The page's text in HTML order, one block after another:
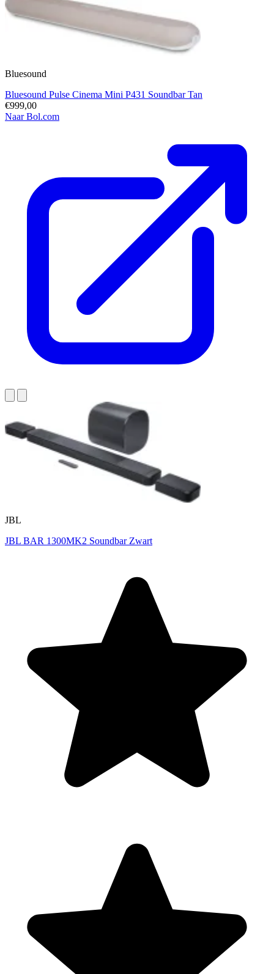
Bluesound
Bluesound Pulse Cinema Mini P431 Soundbar Tan
€999,00
Naar Bol.com
JBL
JBL BAR 1300MK2 Soundbar Zwart